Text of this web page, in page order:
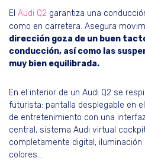
El Audi Q2 garantiza una
como en carretera. Asegura
dirección goza de un buen
conducción, así como las
muy bien equilibrada.
En el interior de un Audi Q2 se
futurista: pantalla desplegable en
de entretenimiento con una
central, sistema Audi virtual
completamente digital,
colores…